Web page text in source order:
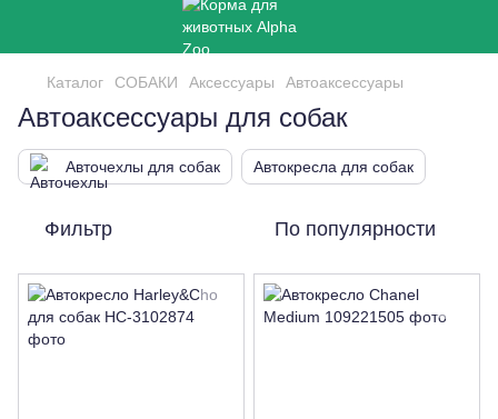
Каталог СОБАКИ Аксессуары Автоаксессуары
Автоаксессуары для собак
Авточехлы для собак Автокресла для собак
Фильтр По популярности